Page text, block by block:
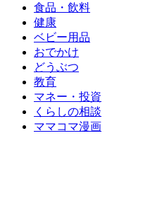
食品・飲料
健康
ベビー用品
おでかけ
どうぶつ
教育
マネー・投資
くらしの相談
ママコマ漫画